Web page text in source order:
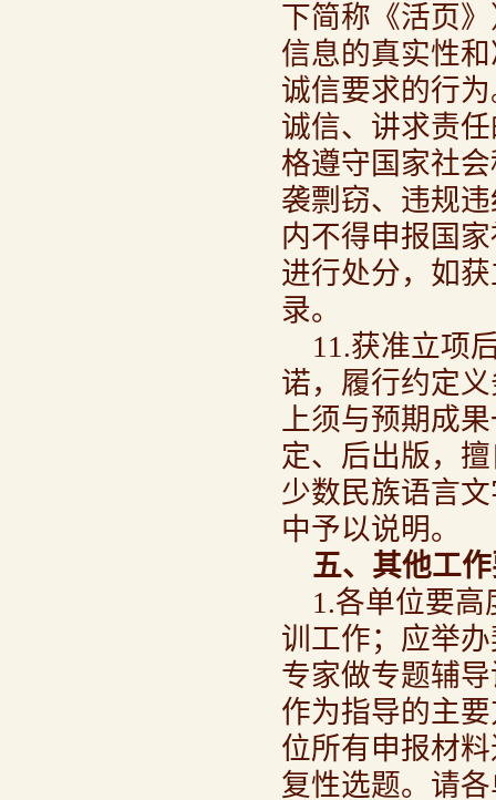
下简称《活页
信息的真实性
诚信要求的行
诚信、讲求责
格遵守国家社
袭剽窃、违规
内不得申报国
进行处分，如
录。
11.获准立项
诺，履行约定
上须与预期成
定、后出版，
少数民族语言
中予以说明。
五、其他工
1.各单位要
训工作；应举
专家做专题辅
作为指导的主
位所有申报材
复性选题。请